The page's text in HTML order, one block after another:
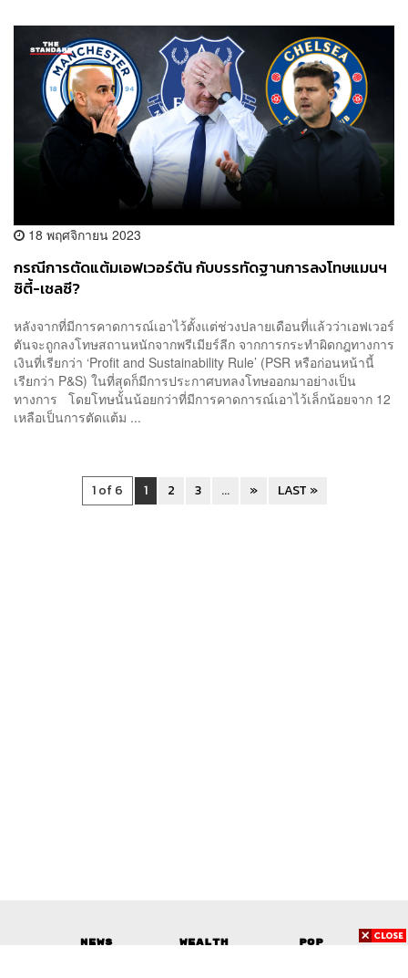
18 พฤศจิกายน 2023
กรณีการตัดแต้มเอฟเวอร์ตัน กับบรรทัดฐานการลงโทษแมนฯ
ซิตี้-เชลซี?
หลังจากที่มีการคาดการณ์เอาไว้ตั้งแต่ช่วงปลายเดือนที่แล้วว่าเอฟเวอร์
ตันจะถูกลงโทษสถานหนักจากพรีเมียร์ลีก จากการกระทำผิดกฎทางการ
เงินที่เรียกว่า ‘Profit and Sustainability Rule’ (PSR หรือก่อนหน้านี้
เรียกว่า P&S) ในที่สุดก็มีการประกาศบทลงโทษออกมาอย่างเป็น
ทางการ โดยโทษนั้นน้อยกว่าที่มีการคาดการณ์เอาไว้เล็กน้อยจาก 12
เหลือเป็นการตัดแต้ม ...
1 of 6 1 2 3 ... » LAST »
News Wealth
Pop